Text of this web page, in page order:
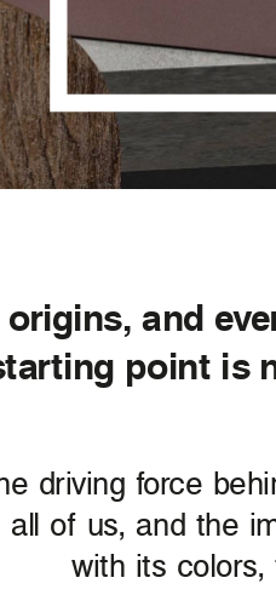
and
point is
driving force
of us, and the
with its colors,